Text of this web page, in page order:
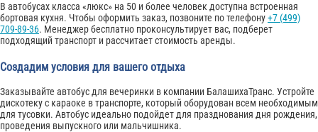
В автобусах класса «люкс» на 50 и более человек доступна встроенная
бортовая кухня. Чтобы оформить заказ, позвоните по телефону+7 (499)
709-89-36. Менеджер бесплатно проконсультирует вас, подберет
подходящий транспорт и рассчитает стоимость аренды.
Создадим условия для вашего отдыха
Заказывайте автобус для вечеринки в компании БалашихаТранс. Устройте
дискотеку с караоке в транспорте, который оборудован всем необходимым
для тусовки. Автобус идеально подойдет для празднования дня рождения,
проведения выпускного или мальчишника.